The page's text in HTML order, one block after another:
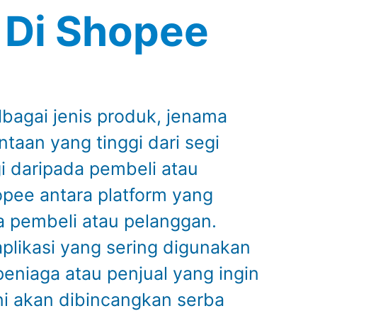
Shopee
jenis produk, jenama
yang tinggi dari segi
daripada pembeli atau
antara platform yang
pembeli atau pelanggan.
yang sering digunakan
atau penjual yang ingin
akan dibincangkan serba